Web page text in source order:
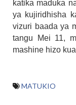
katika maduka
ya kujiridhisha
vizuri baada ya
tangu Mei 11,
mashine hizo
MATUKIO